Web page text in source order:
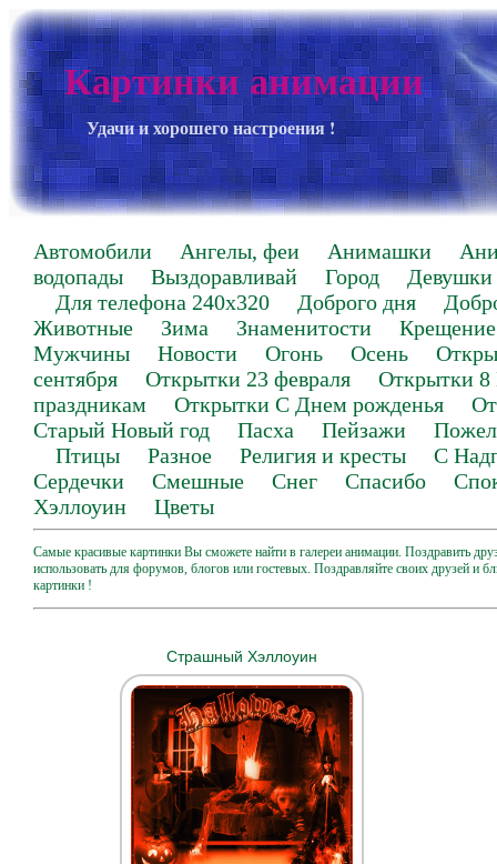
Картинки анимации
Удачи и хорошего настроения !
Автомобили Ангелы, феи Анимашки
водопады
Выздоравливай Город
Девушки
Для телефона 240х320
Доброго дня
Животные
Зима Знаменитости
Крещение
Мужчины
Новости Огонь Осень
сентября
Открытки 23 февраля
Открытки 8
праздникам
Открытки С Днем рожденья
Старый Новый год
Пасха Пейзажи
Птицы
Разное Религия и кресты
С
Сердечки
Смешные Снег Спасибо
Хэллоуин
Цветы
Самые красивые картинки Вы сможете найти в галереи анимации. Поздравить
использовать для форумов, блогов или гостевых. Поздравляйте своих друзей и
картинки !
Страшный Хэллоуин